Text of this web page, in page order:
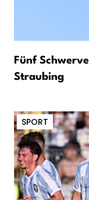
Fünf
Straubing
SPORT